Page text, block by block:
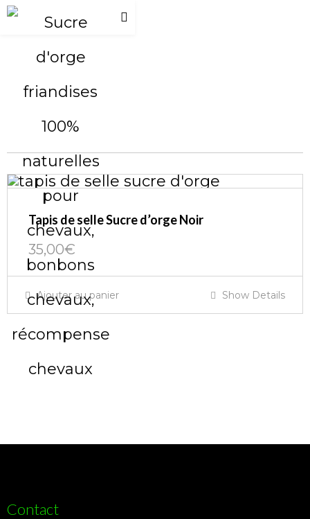
Tapis de selle Sucre d’orge Noir
35,00€
Ajouter au panier Show Details
Contact